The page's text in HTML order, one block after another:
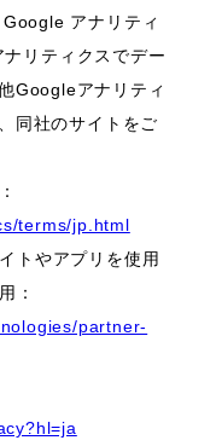
アナリティ
リティクスでデー
Googleアナリティ
同社のサイトをご
terms/jp.html
トやアプリを使用
：
partner-